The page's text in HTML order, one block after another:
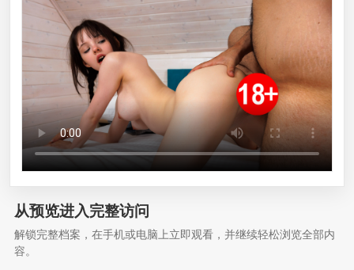
从预览进入完整访问
解锁完整档案，在手机或电脑上立即观看，并继续轻松浏览全部内
容。